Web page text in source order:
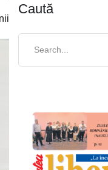
Caută